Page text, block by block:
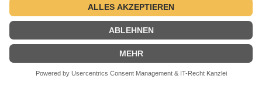
© 2004-2026 - danceComp
Datenschutzerklärung